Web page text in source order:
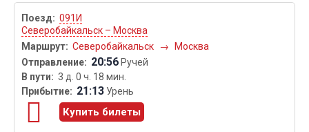
091И
Северобайкальск – Москва
Северобайкальск
→ Москва
20:56 Ручей
3 д. 0 ч. 18 мин.
21:13 Урень
Купить билеты